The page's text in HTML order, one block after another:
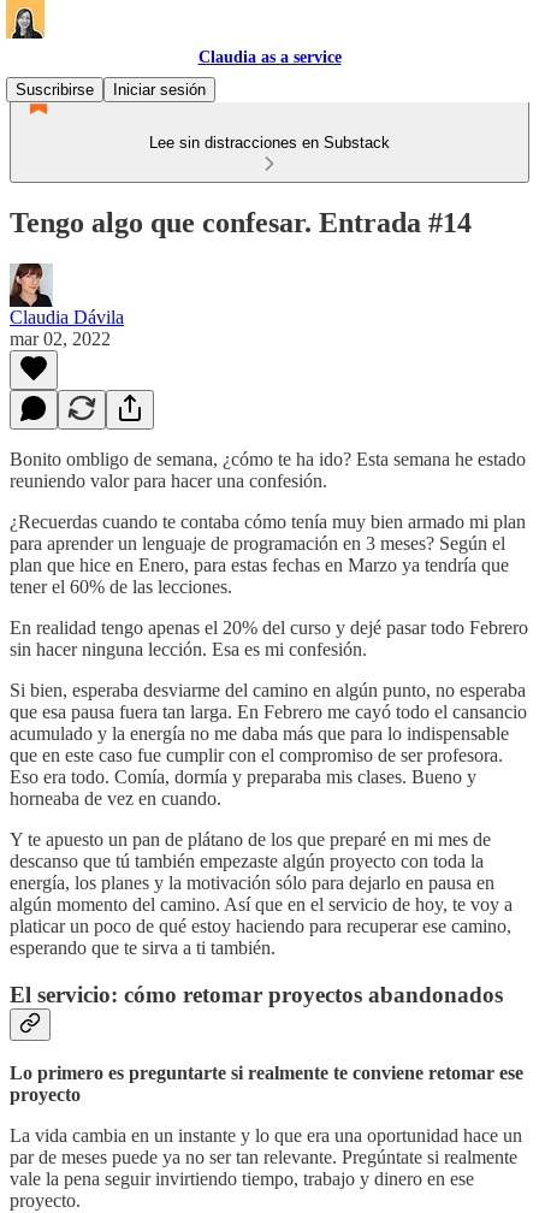
Claudia as a service
Suscribirse
Iniciar sesión
Lee sin distracciones en Substack
Tengo algo que confesar. Entrada #14
Claudia Dávila
mar 02, 2022
Bonito ombligo de semana, ¿cómo te ha ido? Esta semana he estado
reuniendo valor para hacer una confesión.
¿Recuerdas cuando te contaba cómo tenía muy bien armado mi plan
para aprender un lenguaje de programación en 3 meses? Según el
plan que hice en Enero, para estas fechas en Marzo ya tendría que
tener el 60% de las lecciones.
En realidad tengo apenas el 20% del curso y dejé pasar todo Febrero
sin hacer ninguna lección. Esa es mi confesión.
Si bien, esperaba desviarme del camino en algún punto, no esperaba
que esa pausa fuera tan larga. En Febrero me cayó todo el cansancio
acumulado y la energía no me daba más que para lo indispensable
que en este caso fue cumplir con el compromiso de ser profesora.
Eso era todo. Comía, dormía y preparaba mis clases. Bueno y
horneaba de vez en cuando.
Y te apuesto un pan de plátano de los que preparé en mi mes de
descanso que tú también empezaste algún proyecto con toda la
energía, los planes y la motivación sólo para dejarlo en pausa en
algún momento del camino. Así que en el servicio de hoy, te voy a
platicar un poco de qué estoy haciendo para recuperar ese camino,
esperando que te sirva a ti también.
El servicio: cómo retomar proyectos abandonados
Lo primero es preguntarte si realmente te conviene retomar ese
proyecto
La vida cambia en un instante y lo que era una oportunidad hace un
par de meses puede ya no ser tan relevante. Pregúntate si realmente
vale la pena seguir invirtiendo tiempo, trabajo y dinero en ese
proyecto.